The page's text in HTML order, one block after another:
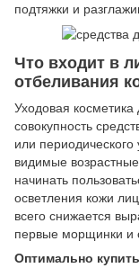
подтяжки и
Что входит в
отбеливания
Уходовая
совокупность
или
видимые
начинать
осветления кожи
всего снижается
первые морщинки и
Оптимально